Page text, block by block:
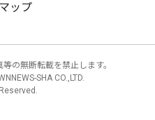
ップ
の無断転載を禁止します。
SHA CO.,LTD.